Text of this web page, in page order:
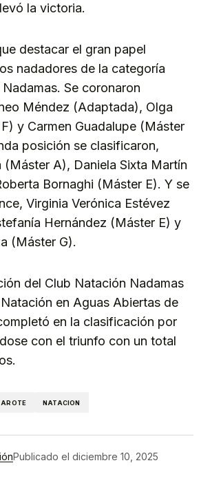
la victoria.
destacar el gran papel
nadadores de la categoría
Se coronaron
Méndez (Adaptada), Olga
y Carmen Guadalupe (Máster
posición se clasificaron,
(Máster A), Daniela Sixta Martín
Bornaghi (Máster E). Y se
Virginia Verónica Estévez
Hernández (Máster E) y
(Máster G).
del Club Natación Nadamas
en Aguas Abiertas de
en la clasificación por
con el triunfo con un total
NATACION
Publicado el diciembre 10, 2025